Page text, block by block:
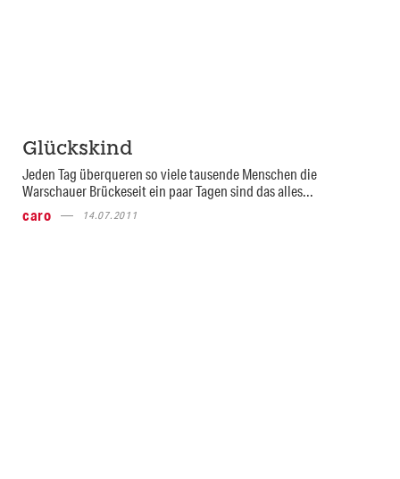
Glückskind
Jeden Tag überqueren so viele tausende Menschen die
Warschauer Brückeseit ein paar Tagen sind das alles...
caro
14.07.2011